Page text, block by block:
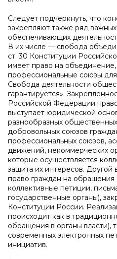
Следует подчеркнуть, что
закрепляют также ряд
обеспечивающих
В их числе — свобода
ст. 30 Конституции
имеет право на
профессиональные союзы
Свобода деятельности
гарантируется».
Российской Федерации
выступает юридической
разнообразных
добровольных союзов
профессиональных союзов,
движений, некоммерческих
которые осуществляется
защита их интересов.
право граждан на обращения
коллективные петиции,
государственные органы),
Конституции России.
происходит как в
обращения в органы власти),
современных электронных
инициатив.